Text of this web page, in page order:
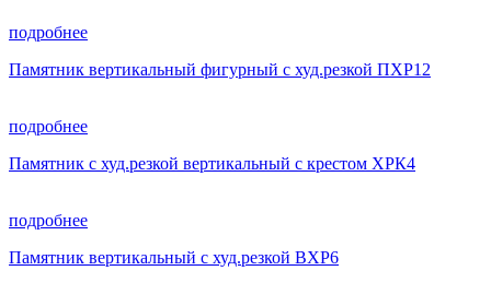
подробнее
Памятник вертикальный фигурный с худ.резкой ПХР12
подробнее
Памятник с худ.резкой вертикальный с крестом ХРК4
подробнее
Памятник вертикальный с худ.резкой ВХР6